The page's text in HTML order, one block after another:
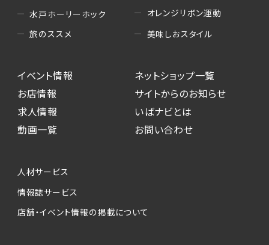
水戸ホーリーホック
旅のススメ
オレンジリボン運動
美味しおスタイル
イベント情報
お店情報
求人情報
動画一覧
ネットショップ一覧
サイトからのお知らせ
いばナビとは
お問い合わせ
人材サービス
情報誌サービス
店舗・イベント情報の掲載について